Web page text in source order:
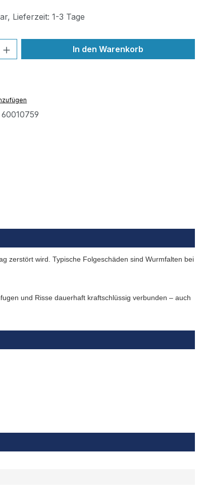
Lieferzeit: 1-3 Tage
Gib den gewünschten Wert
In den Warenkorb
60010759
zerstört wird. Typische Folgeschäden sind Wurmfalten bei
und Risse dauerhaft kraftschlüssig verbunden – auch